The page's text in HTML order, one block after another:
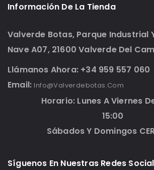
Información De La Tienda
Valverde Botas, Parque Industrial
Nave A07, 21600 Valverde Del
Llámanos Ahora: +34 959 557 060
Email: Info@valverdebotas.com
Horario: Lunes A Viernes
15:00
Sábados Y Domingos
Síguenos En Nuestras Redes